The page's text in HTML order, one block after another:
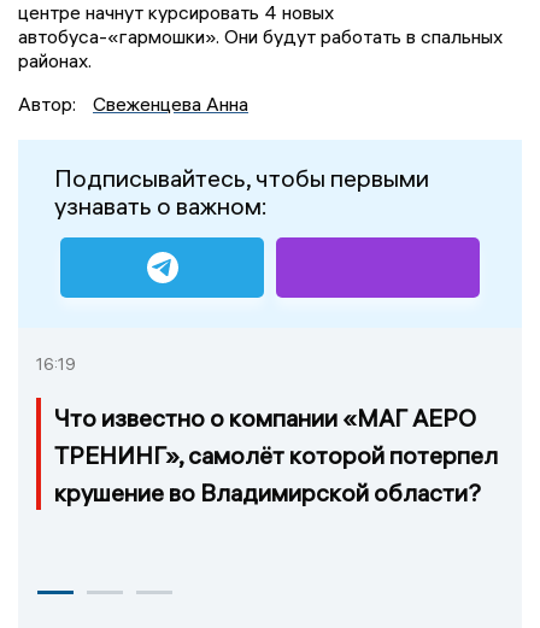
центре начнут курсировать 4 новых
автобуса-«гармошки». Они будут работать в спальных
районах.
Автор:
Свеженцева Анна
Подписывайтесь, чтобы первыми
узнавать о важном:
16:19
Что известно о компании «МАГ АЕРО
ТРЕНИНГ», самолёт которой потерпел
крушение во Владимирской области?